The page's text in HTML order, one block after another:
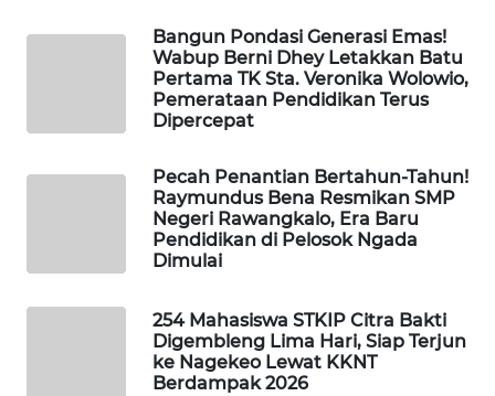
Bangun Pondasi Generasi Emas!
Wabup Berni Dhey Letakkan Batu
Pertama TK Sta. Veronika Wolowio,
Pemerataan Pendidikan Terus
Dipercepat
Pecah Penantian Bertahun-Tahun!
Raymundus Bena Resmikan SMP
Negeri Rawangkalo, Era Baru
Pendidikan di Pelosok Ngada
Dimulai
254 Mahasiswa STKIP Citra Bakti
Digembleng Lima Hari, Siap Terjun
ke Nagekeo Lewat KKNT
Berdampak 2026
NEWS